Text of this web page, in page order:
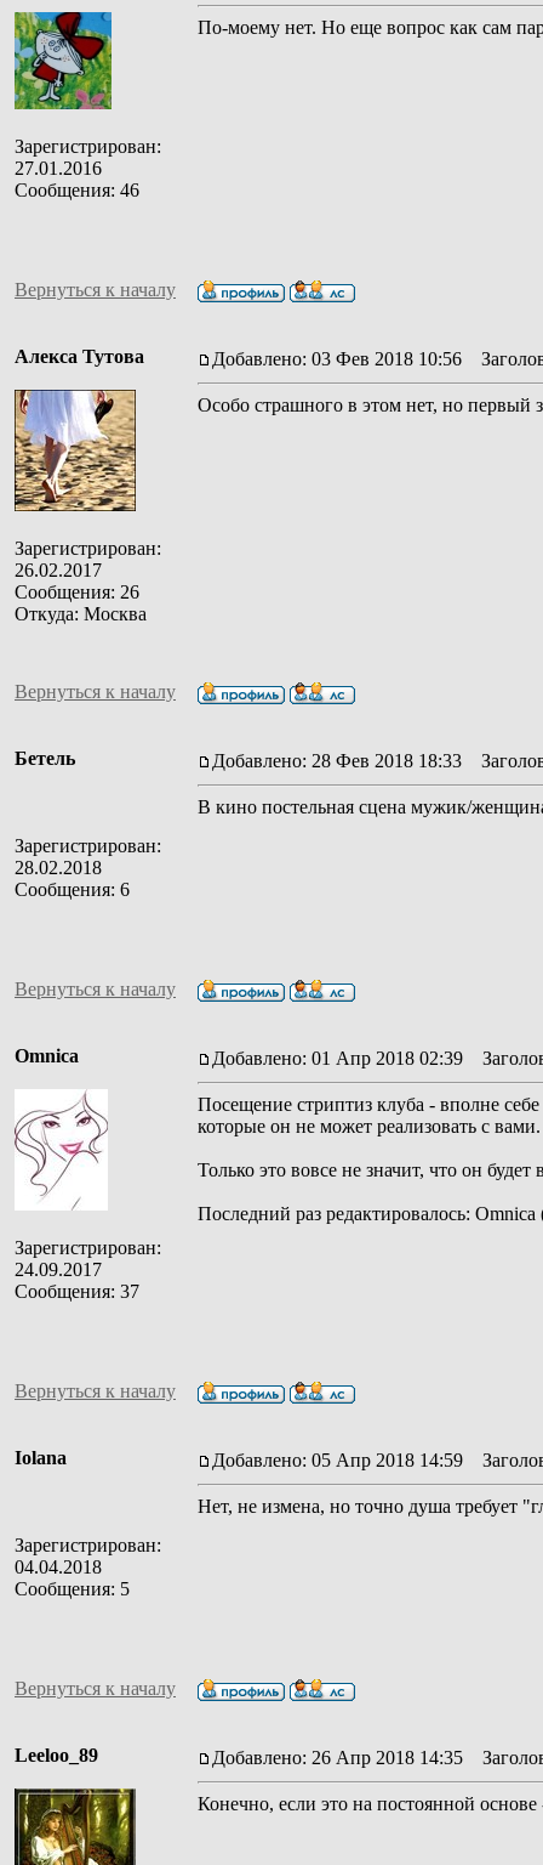
Зарегистрирован:
27.01.2016
Сообщения: 46
По-моему нет. Но еще вопрос как сам
Вернуться к началу
Алекса Тутова
Зарегистрирован:
26.02.2017
Сообщения: 26
Откуда: Москва
Добавлено: 03 Фев 2018 10:56
Особо страшного в этом нет, но первый
Вернуться к началу
Бетель
Зарегистрирован:
28.02.2018
Сообщения: 6
Добавлено: 28 Фев 2018 18:33
В кино постельная сцена мужик/
Вернуться к началу
Omnica
Зарегистрирован:
24.09.2017
Сообщения: 37
Добавлено: 01 Апр 2018 02:39
Посещение стриптиз клуба - вполне
которые он не может реализовать с вами.
Только это вовсе не значит, что он
Последний раз редактировалось:
Вернуться к началу
Iolana
Зарегистрирован:
04.04.2018
Сообщения: 5
Добавлено: 05 Апр 2018 14:59
Нет, не измена, но точно душа требует
Вернуться к началу
Leeloo_89 Добавлено: 26 Апр 2018 14:35
Конечно, если это на постоянной